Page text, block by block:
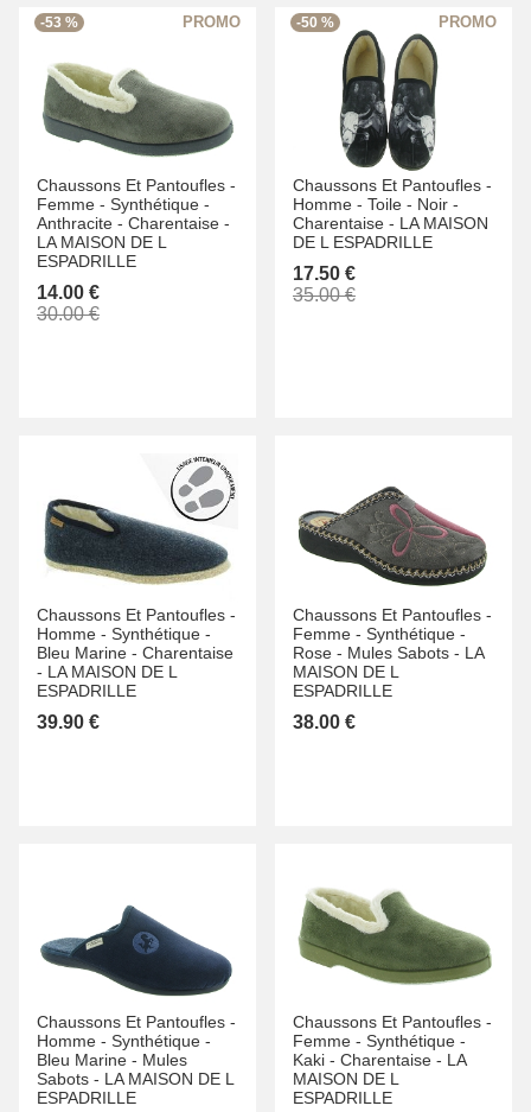
-53 %
Chaussons Et Pantoufles -
Femme - Synthétique -
Anthracite - Charentaise -
LA MAISON DE L
ESPADRILLE
14.00 €
30.00 €
-50 %
Chaussons Et Pantoufles -
Homme - Toile - Noir -
Charentaise - LA MAISON
DE L ESPADRILLE
17.50 €
35.00 €
Chaussons Et Pantoufles -
Homme - Synthétique -
Bleu Marine - Charentaise
- LA MAISON DE L
ESPADRILLE
39.90 €
Chaussons Et Pantoufles -
Femme - Synthétique -
Rose - Mules Sabots - LA
MAISON DE L
ESPADRILLE
38.00 €
Chaussons Et Pantoufles -
Homme - Synthétique -
Bleu Marine - Mules
Sabots - LA MAISON DE L
ESPADRILLE
Chaussons Et Pantoufles -
Femme - Synthétique -
Kaki - Charentaise - LA
MAISON DE L
ESPADRILLE